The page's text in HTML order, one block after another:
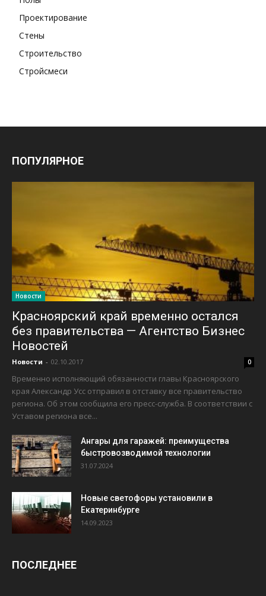
Проектирование
Стены
Строительство
Стройсмеси
ПОПУЛЯРНОЕ
Новости
Красноярский край временно остался
без правительства — Агентство Бизнес
Новостей
Новости - 02.10.2017 0
Временно исполняющий обязанности главы Красноярского
края Александр Усс отправил в отставку все правительство
региона. Об этом сообщила его пресс-служба. В соответствии с
Уставом региона все...
Ангары для гаражей: преимущества
быстровозводимой технологии
31.07.2024
Новые светофоры установили в
Екатеринбурге
14.09.2023
ПОСЛЕДНЕЕ